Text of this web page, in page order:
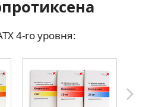
4-го уровня: